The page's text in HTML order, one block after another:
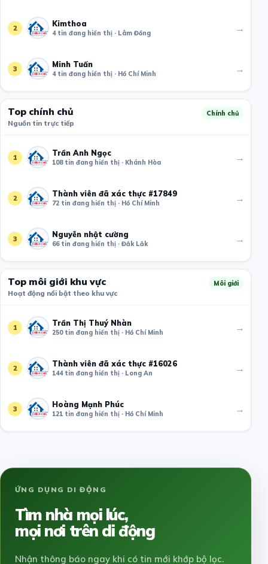
2 Kimthoa
4 tin đang hiển thị · Lâm Đồng →
3 Minh Tuấn
4 tin đang hiển thị · Hồ Chí Minh →
Top chính chủ
Nguồn tin trực tiếp
Chính chủ
1 Trần Anh Ngọc
108 tin đang hiển thị · Khánh Hòa →
2 Thành viên đã xác thực #17849
72 tin đang hiển thị · Hồ Chí Minh →
3 Nguyễn nhật cường
66 tin đang hiển thị · Đắk Lắk →
Top môi giới khu vực
Hoạt động nổi bật theo khu vực
Môi giới
1 Trần Thị Thuý Nhàn
250 tin đang hiển thị · Hồ Chí Minh →
2 Thành viên đã xác thực #16026
144 tin đang hiển thị · Long An →
3 Hoàng Mạnh Phúc
121 tin đang hiển thị · Hồ Chí Minh →
ỨNG DỤNG DI ĐỘNG
Tìm nhà mọi lúc,
mọi nơi trên di động
Nhận thông báo ngay khi có tin mới khớp bộ lọc.